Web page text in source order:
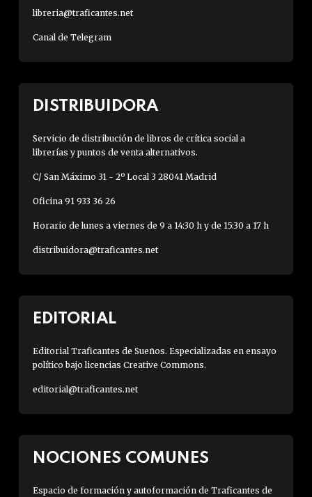
libreria@traficantes.net
Canal de Telegram
DISTRIBUIDORA
Servicio de distribución de libros de crítica social a
librerías y puntos de venta alternativos.
C/ San Máximo 31 - 2º Local 3 28041 Madrid
Oficina 91 933 36 26
Horario de lunes a viernes de 9 a 14:30 h y de 15:30 a 17 h
distribuidora@traficantes.net
EDITORIAL
Editorial Traficantes de Sueños. Especializadas en ensayo
político bajo licencias Creative Commons.
editorial@traficantes.net
NOCIONES COMUNES
Espacio de formación y autoformación de Traficantes de